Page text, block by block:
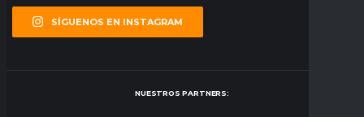
SÍGUENOS EN INSTAGRAM
NUESTROS PARTNERS: